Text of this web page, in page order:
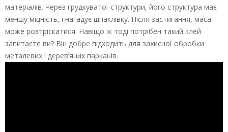
матеріалів. Через грудкуватої структури, його структура має
меншу міцність, і нагадує шпаклівку. Після застигання, маса
може розтріскатися. Навіщо ж тоді потрібен такий клей
запитаєте ви? Він добре підходить для захисної обробки
металевих і дерев’яних парканів.